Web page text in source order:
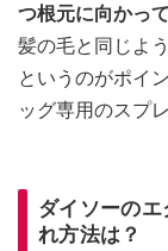
つ根元に向かっ
髪の毛と同じよ
というのがポイ
ッグ専用のスプ
ダイソーの
れ方法は？